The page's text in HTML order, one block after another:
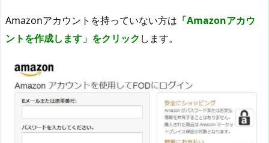
Amazonアカウントを持っていない方は 「Amazonアカウ
ントを作成します」をクリック します。